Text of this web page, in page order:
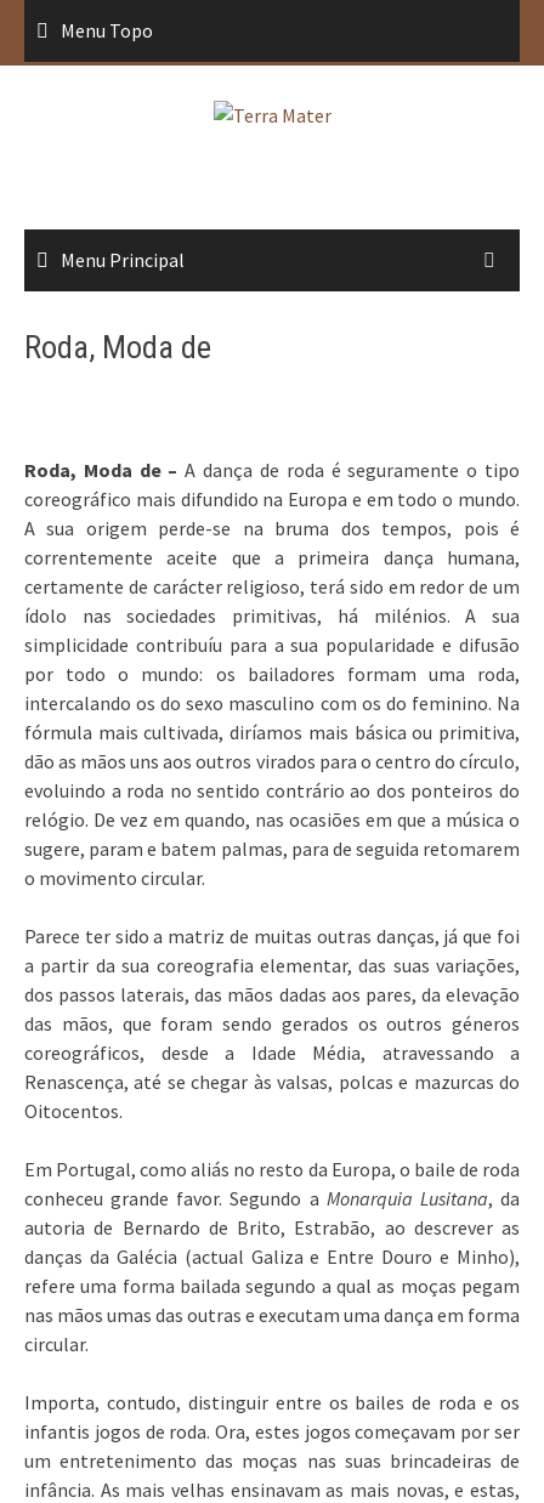
conteúdo
Menu Topo
Menu Principal
Roda, Moda de
Roda, Moda de –A dança de roda é seguramente o tipo
coreográfico mais difundido na Europa e em todo o mundo.
A sua origem perde-se na bruma dos tempos, pois é
correntemente aceite que a primeira dança humana,
certamente de carácter religioso, terá sido em redor de um
ídolo nas sociedades primitivas, há milénios. A sua
simplicidade contribuíu para a sua popularidade e difusão
por todo o mundo: os bailadores formam uma roda,
intercalando os do sexo masculino com os do feminino. Na
fórmula mais cultivada, diríamos mais básica ou primitiva,
dão as mãos uns aos outros virados para o centro do círculo,
evoluindo a roda no sentido contrário ao dos ponteiros do
relógio. De vez em quando, nas ocasiões em que a música o
sugere, param e batem palmas, para de seguida retomarem
o movimento circular.
Parece ter sido a matriz de muitas outras danças, já que foi
a partir da sua coreografia elementar, das suas variações,
dos passos laterais, das mãos dadas aos pares, da elevação
das mãos, que foram sendo gerados os outros géneros
coreográficos, desde a Idade Média, atravessando a
Renascença, até se chegar às valsas, polcas e mazurcas do
Oitocentos.
Em Portugal, como aliás no resto da Europa, o baile de roda
conheceu grande favor. Segundo a Monarquia Lusitana, da
autoria de Bernardo de Brito, Estrabão, ao descrever as
danças da Galécia (actual Galiza e Entre Douro e Minho),
refere uma forma bailada segundo a qual as moças pegam
nas mãos umas das outras e executam uma dança em forma
circular.
Importa, contudo, distinguir entre os bailes de roda e os
infantis jogos de roda. Ora, estes jogos começavam por ser
um entretenimento das moças nas suas brincadeiras de
infância. As mais velhas ensinavam as mais novas, e estas,